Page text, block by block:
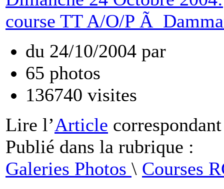
du 24/10/2004 par
65 photos
136740 visites
Lire l’Article correspondant
Publié dans la rubrique :
Galeries Photos \ Courses